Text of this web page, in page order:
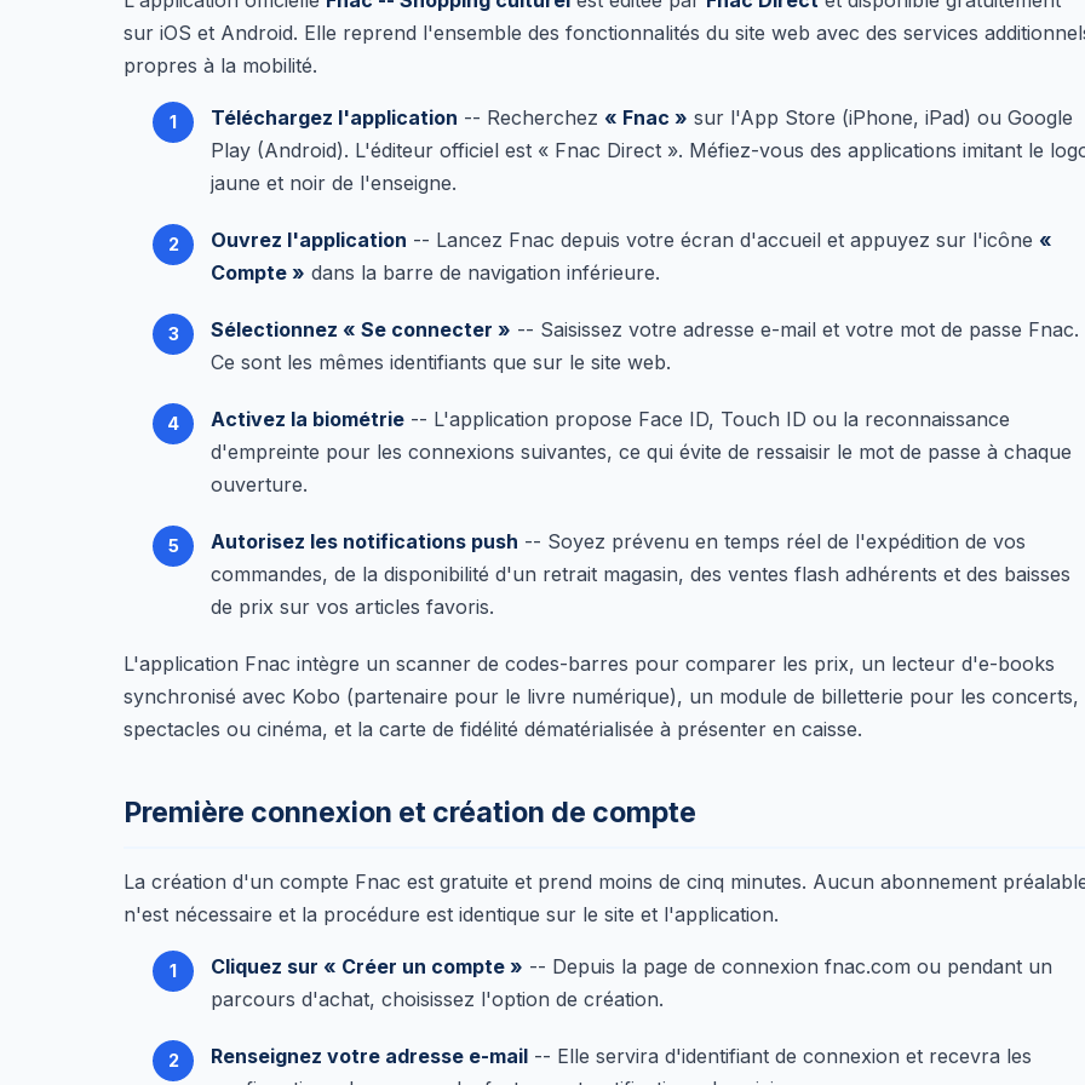
sur iOS et Android. Elle reprend l'ensemble des fonctionnalités du site web avec des services
propres à la mobilité.
Téléchargez l'application -- Recherchez « Fnac » sur l'App Store (iPhone, iPad) ou Google
Play (Android). L'éditeur officiel est « Fnac Direct ». Méfiez-vous des applications imitant le
jaune et noir de l'enseigne.
Ouvrez l'application -- Lancez Fnac depuis votre écran d'accueil et appuyez sur l'icône «
Compte » dans la barre de navigation inférieure.
Sélectionnez « Se connecter » -- Saisissez votre adresse e-mail et votre mot de passe Fnac.
Ce sont les mêmes identifiants que sur le site web.
Activez la biométrie -- L'application propose Face ID, Touch ID ou la reconnaissance
d'empreinte pour les connexions suivantes, ce qui évite de ressaisir le mot de passe à chaque
ouverture.
Autorisez les notifications push -- Soyez prévenu en temps réel de l'expédition de vos
commandes, de la disponibilité d'un retrait magasin, des ventes flash adhérents et des baisses
de prix sur vos articles favoris.
L'application Fnac intègre un scanner de codes-barres pour comparer les prix, un lecteur d'e-books
synchronisé avec Kobo (partenaire pour le livre numérique), un module de billetterie pour les concerts,
spectacles ou cinéma, et la carte de fidélité dématérialisée à présenter en caisse.
Première connexion et création de compte
La création d'un compte Fnac est gratuite et prend moins de cinq minutes. Aucun abonnement
n'est nécessaire et la procédure est identique sur le site et l'application.
Cliquez sur « Créer un compte » -- Depuis la page de connexion fnac.com ou pendant un
parcours d'achat, choisissez l'option de création.
Renseignez votre adresse e-mail -- Elle servira d'identifiant de connexion et recevra les